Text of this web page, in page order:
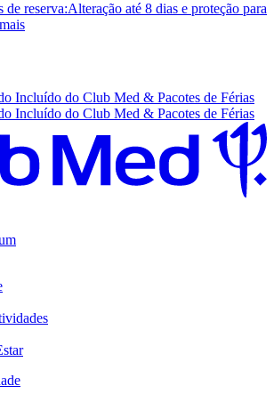
de reserva:Alteração até 8 dias e proteção para
Incluído do Club Med & Pacotes de Férias
Incluído do Club Med & Pacotes de Férias